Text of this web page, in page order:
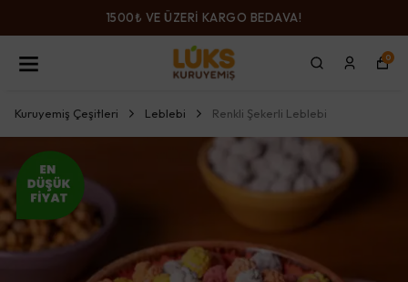
1500₺ VE ÜZERİ KARGO BEDAVA!
0
Kuruyemiş Çeşitleri Leblebi Renkli Şekerli Leblebi